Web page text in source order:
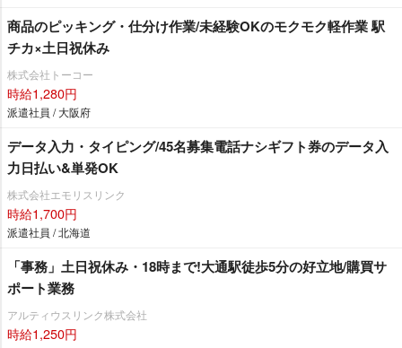
商品のピッキング・仕分け作業/未経験OKのモクモク軽作業 駅
チカ×土日祝休み
株式会社トーコー
時給1,280円
派遣社員 / 大阪府
データ入力・タイピング/45名募集電話ナシギフト券のデータ入
力日払い&単発OK
株式会社エモリスリンク
時給1,700円
派遣社員 / 北海道
「事務」土日祝休み・18時まで!大通駅徒歩5分の好立地/購買サ
ポート業務
アルティウスリンク株式会社
時給1,250円